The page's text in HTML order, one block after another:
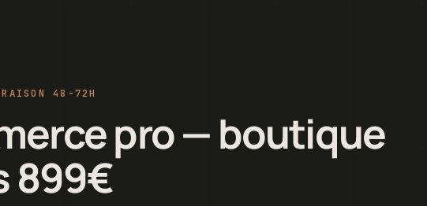
48-72H
pro — boutique
899€